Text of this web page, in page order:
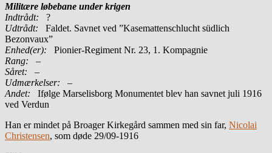
Militære løbebane under krigen
Indtrådt: ?
Udtrådt: Faldet. Savnet ved ”Kasemattenschlucht südlich
Bezonvaux”
Enhed(er):
Pionier-Regiment Nr. 23, 1. Kompagnie
Rang:
–
Såret: –
Udmærkelser: –
Andet: Ifølge Marselisborg Monumentet blev han savnet juli 1916
ved Verdun
Han er mindet på Broager Kirkegård sammen med sin far, Nicolai
Christensen, som døde 29/09-1916